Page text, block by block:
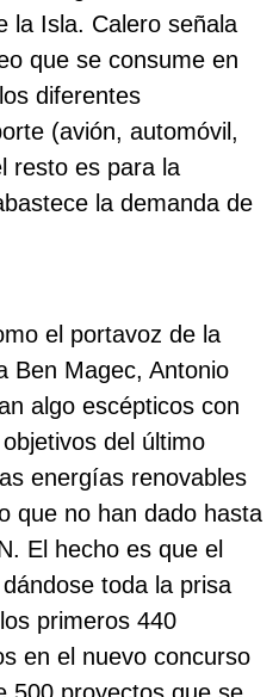
la Isla. Calero señala
que se consume en
diferentes
(avión, automóvil,
resto es para la
la demanda de
el portavoz de la
Ben Magec, Antonio
algo escépticos con
del último
energías renovables
que no han dado hasta
El hecho es que el
toda la prisa
primeros 440
en el nuevo concurso